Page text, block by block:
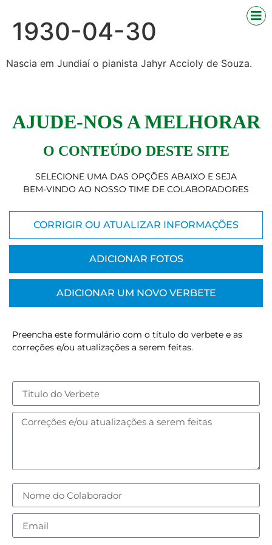
1930-04-30
Nascia em Jundiaí o pianista Jahyr Accioly de Souza.
AJUDE-NOS A MELHORAR
O CONTEÚDO DESTE SITE
SELECIONE UMA DAS OPÇÕES ABAIXO E SEJA
BEM-VINDO AO NOSSO TIME DE COLABORADORES
CORRIGIR OU ATUALIZAR INFORMAÇÕES
ADICIONAR FOTOS
ADICIONAR UM NOVO VERBETE
Preencha este formulário com o título do verbete e as
correções e/ou atualizações a serem feitas.